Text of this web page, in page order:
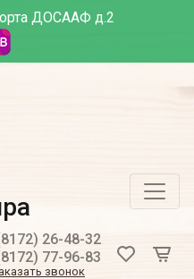
ДОСААФ д.2
26-48-32
77-96-83
звонок